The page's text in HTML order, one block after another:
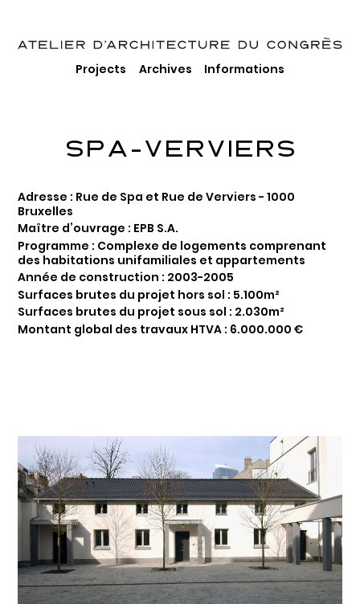
Projects Archives Informations
SPA-VERVIERS
Adresse : Rue de Spa et Rue de Verviers - 1000
Bruxelles
Maître d’ouvrage : EPB S.A.
Programme : Complexe de logements comprenant
des habitations unifamiliales et appartements
Année de construction : 2003-2005
Surfaces brutes du projet hors sol : 5.100m²
Surfaces brutes du projet sous sol : 2.030m²
Montant global des travaux HTVA : 6.000.000 €